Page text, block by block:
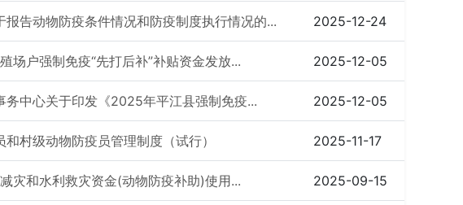
报告动物防疫条件情况和防疫制度执行情况的... 2025-12-24
场户强制免疫“先打后补”补贴资金发放... 2025-12-05
务中心关于印发《2025年平江县强制免疫... 2025-12-05
村级动物防疫员管理制度（试行） 2025-11-17
灾和水利救灾资金(动物防疫补助)使用... 2025-09-15